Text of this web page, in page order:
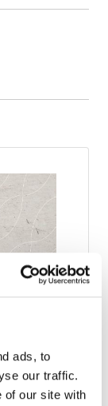
ads, to
our traffic.
of our site with